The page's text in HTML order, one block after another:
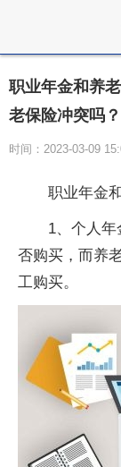
职业年金和养
老保险冲突吗？
时间：2023-03-09
职业年金
1、个人
否购买，而养
工购买。